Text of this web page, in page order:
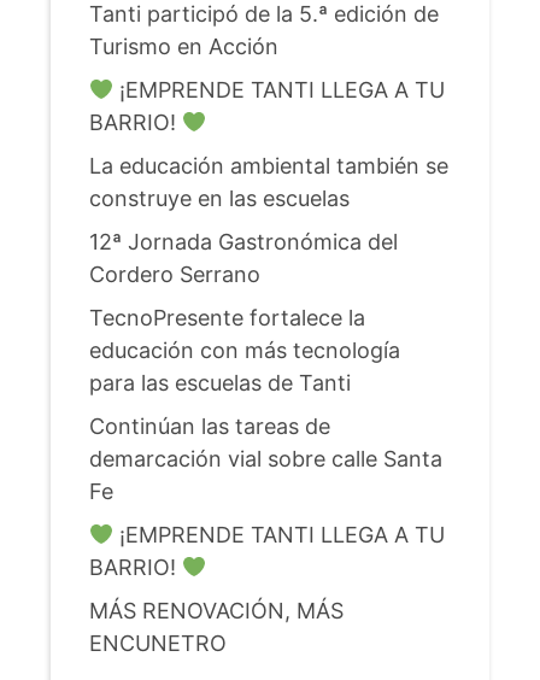
Tanti participó de la 5.ª edición de
Turismo en Acción
¡EMPRENDE TANTI LLEGA A TU
BARRIO!
La educación ambiental también se
construye en las escuelas
12ª Jornada Gastronómica del
Cordero Serrano
TecnoPresente fortalece la
educación con más tecnología
para las escuelas de Tanti
Continúan las tareas de
demarcación vial sobre calle Santa
Fe
¡EMPRENDE TANTI LLEGA A TU
BARRIO!
MÁS RENOVACIÓN, MÁS
ENCUNETRO